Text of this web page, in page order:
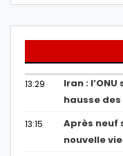
13:29
Iran :
hausse
13:15
Après neuf
nouvelle